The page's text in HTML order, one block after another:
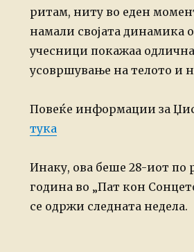
ритам, ниту во еден
намали својата динамика
учесници покажаа
усовршување на телото и
Повеќе информации за
тука
Инаку, ова беше 28-иот по
година во „Пат кон
се одржи следната недела.